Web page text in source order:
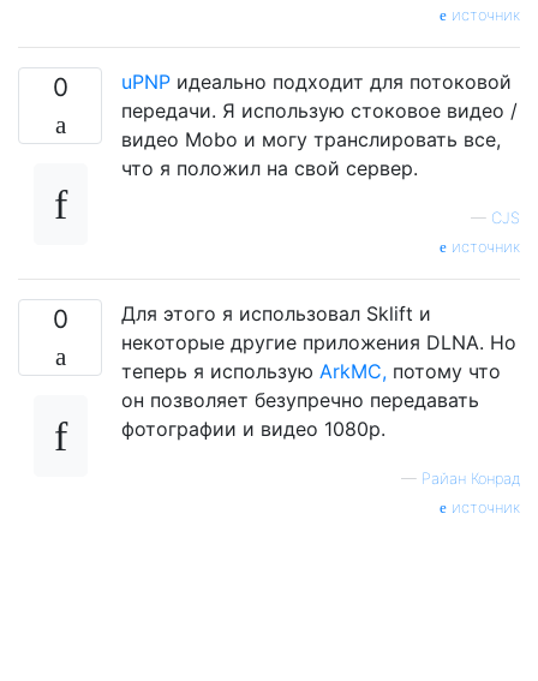
источник
0 uPNP идеально подходит для потоковой
передачи. Я использую стоковое видео /
видео Mobo и могу транслировать все,
что я положил на свой сервер.
— CJS
источник
0
Для этого я использовал Sklift и
некоторые другие приложения DLNA. Но
теперь я использую ArkMC, потому что
он позволяет безупречно передавать
фотографии и видео 1080p.
— Райан Конрад
источник